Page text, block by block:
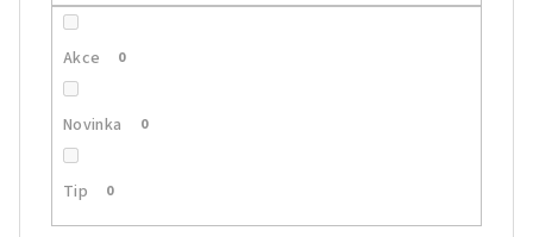
Akce 0
Novinka 0
Tip 0